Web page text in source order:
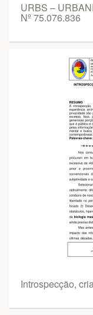
URBS –
Nº 75.076.836
Introspecção,